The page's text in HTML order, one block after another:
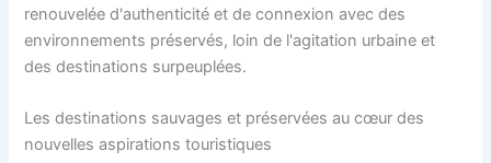
renouvelée d'authenticité et de connexion avec des
environnements préservés, loin de l'agitation urbaine et
des destinations surpeuplées.
Les destinations sauvages et préservées au cœur des
nouvelles aspirations touristiques